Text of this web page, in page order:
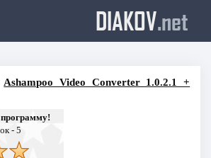
DIAKOV.net
Ashampoo Video Converter 1.0.2.1 +
программу!
- 5